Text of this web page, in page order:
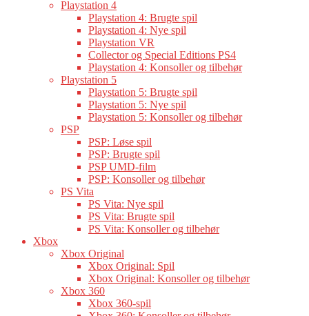
Playstation 4
Playstation 4: Brugte spil
Playstation 4: Nye spil
Playstation VR
Collector og Special Editions PS4
Playstation 4: Konsoller og tilbehør
Playstation 5
Playstation 5: Brugte spil
Playstation 5: Nye spil
Playstation 5: Konsoller og tilbehør
PSP
PSP: Løse spil
PSP: Brugte spil
PSP UMD-film
PSP: Konsoller og tilbehør
PS Vita
PS Vita: Nye spil
PS Vita: Brugte spil
PS Vita: Konsoller og tilbehør
Xbox
Xbox Original
Xbox Original: Spil
Xbox Original: Konsoller og tilbehør
Xbox 360
Xbox 360-spil